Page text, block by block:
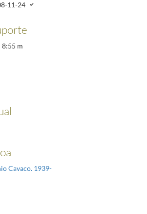
11-24
m
Cavaco. 1939-